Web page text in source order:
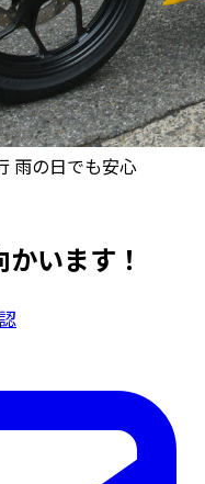
雨の日でも安心
います！